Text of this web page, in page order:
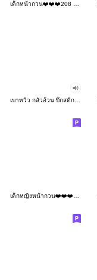
เด็กหน้ากวน❤️❤️❤️208 BIG